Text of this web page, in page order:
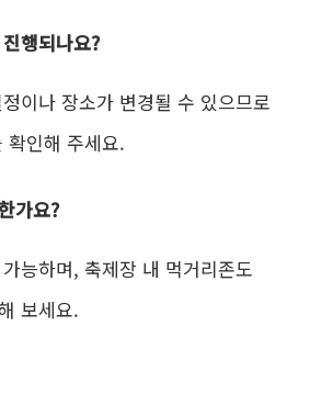
행되나요?
이나 장소가 변경될 수 있으므로
확인해 주세요.
가요?
능하며, 축제장 내 먹거리존도
보세요.